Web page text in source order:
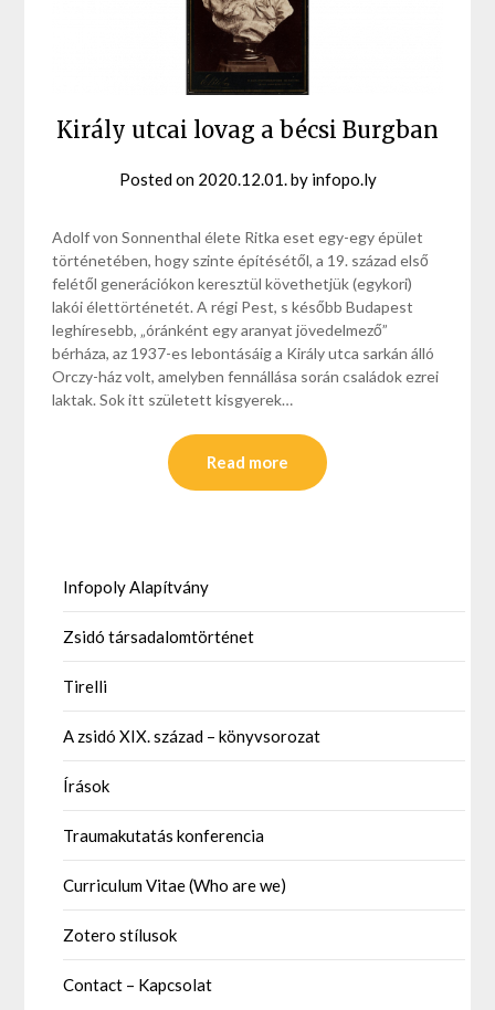
Király utcai lovag a bécsi Burgban
Posted on 2020.12.01. by infopo.ly
Adolf von Sonnenthal élete Ritka eset egy-egy épület
történetében, hogy szinte építésétől, a 19. század első
felétől generációkon keresztül követhetjük (egykori)
lakói élettörténetét. A régi Pest, s később Budapest
leghíresebb, „óránként egy aranyat jövedelmező”
bérháza, az 1937-es lebontásáig a Király utca sarkán álló
Orczy-ház volt, amelyben fennállása során családok ezrei
laktak. Sok itt született kisgyerek…
Read more
Infopoly Alapítvány
Zsidó társadalomtörténet
Tirelli
A zsidó XIX. század – könyvsorozat
Írások
Traumakutatás konferencia
Curriculum Vitae (Who are we)
Zotero stílusok
Contact – Kapcsolat